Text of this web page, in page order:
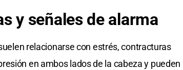
y señales de alarma
relacionarse con estrés, contracturas
en ambos lados de la cabeza y pueden